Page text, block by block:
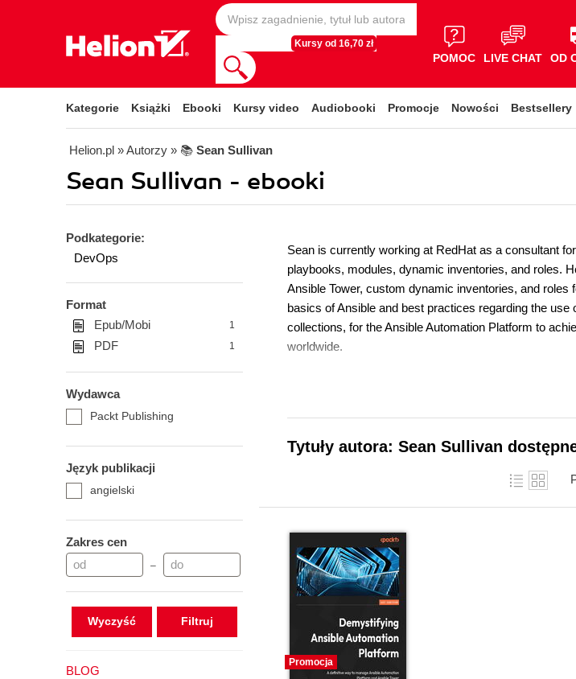
Kursy od 16,70 zł
POMOC LIVE CHAT OD
Kategorie Książki Ebooki Kursy video Audiobooki Promocje Nowości Bestsellery
Helion.pl » Autorzy » 📚 Sean Sullivan
Sean Sullivan - ebooki
Podkategorie:
DevOps
Format
Epub/Mobi
1
PDF 1
Wydawca
Packt Publishing
Język publikacji
angielski
Zakres cen
–
Wyczyść
BLOG
Sean is currently working at RedHat as a consultant
playbooks, modules, dynamic inventories, and roles.
Ansible Tower, custom dynamic inventories, and
basics of Ansible and best practices regarding the
collections, for the Ansible Automation Platform to
worldwide.
Tytuły autora: Sean Sullivan
Promocja